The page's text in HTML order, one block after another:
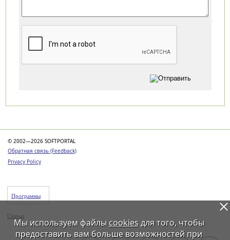
© 2002—2026 SOFTPORTAL
Обратная связь (Feedback)
Privacy Policy
Программы
Статьи
Мы используем файлы cookiesдля того, чтобы
предоставить вам больше возможностей при